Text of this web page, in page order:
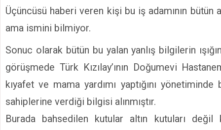
Üçüncüsü haberi veren kişi bu iş adamının bütün
ama ismini bilmiyor.
Sonuc olarak bütün bu yalan yanlış bilgilerin
görüşmede Türk Kızılay’ının Doğumevi
kıyafet ve mama yardımı yaptığını yönetiminde
sahiplerine verdiği bilgisi alınmıştır.
Burada bahsedilen kutular altın kutuları değil